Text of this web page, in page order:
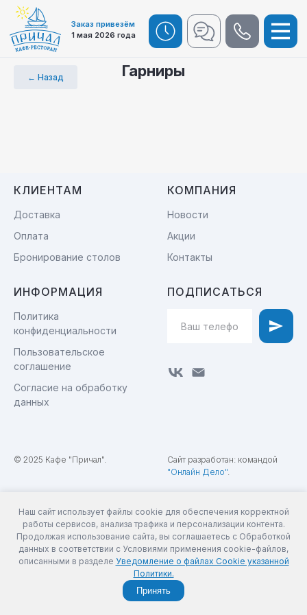
1 мая 2026 года
← Назад Гарниры
КЛИЕНТАМ
Доставка
Оплата
Бронирование столов
КОМПАНИЯ
Новости
Акции
Контакты
ИНФОРМАЦИЯ
Политика
конфиденциальности
Пользовательское
соглашение
Согласие на обработку
данных
ПОДПИСАТЬСЯ
© 2025 Кафе "Причал".
Сайт разработан: командой
"Онлайн Дело".
Наш сайт использует файлы cookie для обеспечения корректной
работы сервисов, анализа трафика и персонализации контента.
Продолжая использование сайта, вы соглашаетесь с Обработкой
данных в соответствии с Условиями применения cookie-файлов,
описанными в разделе Уведомление о файлах Cookie указанной
Политики.
Принять